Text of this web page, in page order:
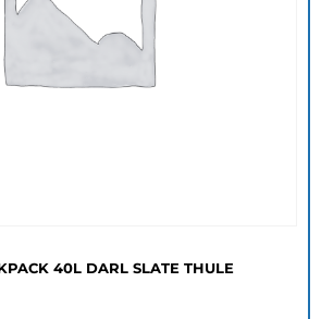
40L DARL SLATE THULE